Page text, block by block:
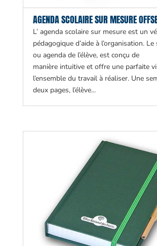
AGENDA SCOLAIRE SUR MESURE
L’ agenda scolaire sur mesure est un
pédagogique d’aide à l’organisation. Le
ou agenda de l’élève, est conçu de
manière intuitive et offre une parfaite
l’ensemble du travail à réaliser. Une
deux pages, l’élève...